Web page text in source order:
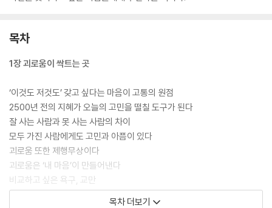
목차
1장 괴로움이 싹트는 곳
‘이것도 저것도’ 갖고 싶다는 마음이 고통의 원점
2500년 전의 지혜가 오늘의 고민을 떨칠 도구가 된다
잘 사는 사람과 못 사는 사람의 차이
모두 가진 사람에게도 고민과 아픔이 있다
괴로움 또한 제행무상이다
괴로움은 ‘내 마음’이 만들어낸다
비교하고 싶은 욕구, 교만
마음을 좀먹는 세 가지 독 ‘욕심·분노·무지’
목차 더보기